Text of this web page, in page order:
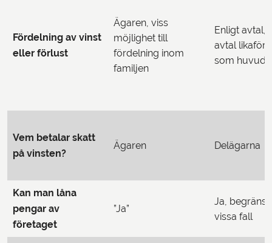
Fördelning av vinst
eller förlust
Ägaren, viss
möjlighet till
fördelning inom
familjen
Enligt avtal,
avtal
som
Vem betalar skatt
på vinsten?
Ägaren Delägarna
Kan man låna
pengar av
företaget
”Ja”
Ja,
vissa fall